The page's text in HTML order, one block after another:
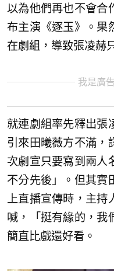
以為他們再也不會合
布主演《逐玉》。果
在劇組，導致張凌赫
我是廣
就連劇組率先釋出張
引來田曦薇方不滿，
次劇宣只要寫到兩人
不分先後」。但其實
上直播宣傳時，主
喊，「挺有緣的，我
簡直比戲還好看。